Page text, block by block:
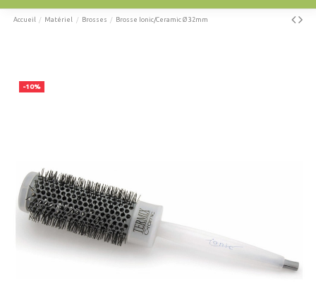
Accueil Matériel Brosses Brosse Ionic/Ceramic Ø 32mm
-10%